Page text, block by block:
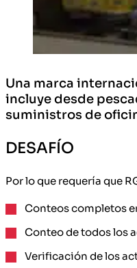
Una marca
incluye desde
suministros de
DESAFÍO
Por lo que requería que
Conteos completos
Conteo de todos los
Verificación de los